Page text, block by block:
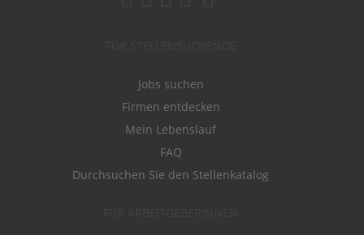
Jobs suchen
Firmen entdecken
Mein Lebenslauf
FAQ
Durchsuchen Sie den Stellenkatalog